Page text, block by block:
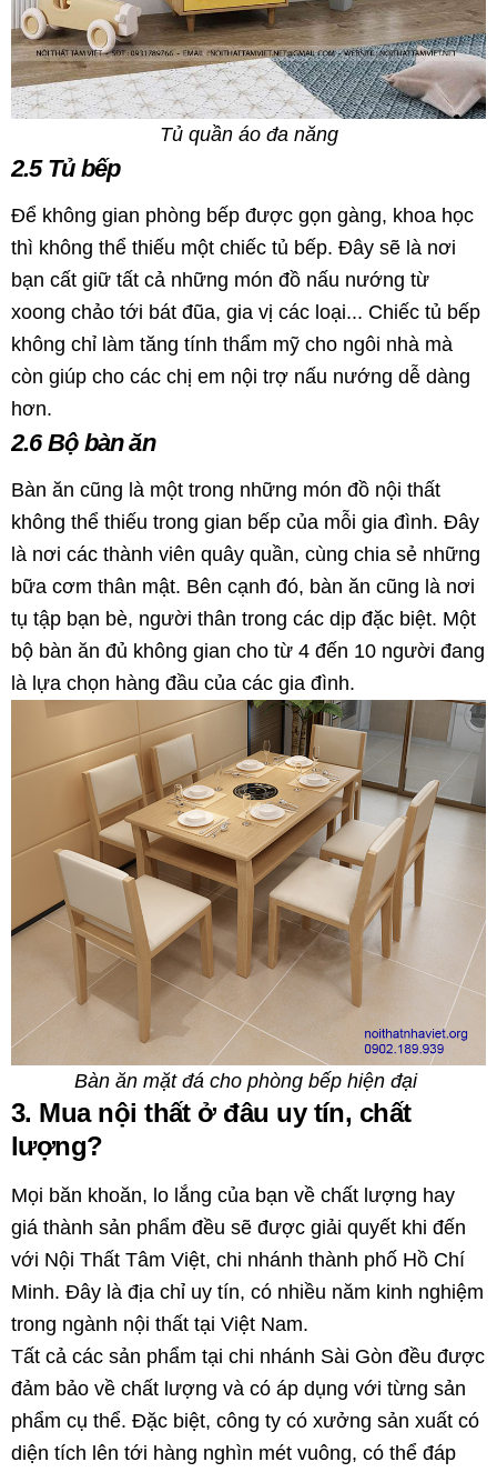
Tủ quần áo đa năng
2.5 Tủ bếp
Để không gian phòng bếp được gọn gàng, khoa học
thì không thể thiếu một chiếc tủ bếp. Đây sẽ là nơi
bạn cất giữ tất cả những món đồ nấu nướng từ
xoong chảo tới bát đũa, gia vị các loại... Chiếc tủ bếp
không chỉ làm tăng tính thẩm mỹ cho ngôi nhà mà
còn giúp cho các chị em nội trợ nấu nướng dễ dàng
hơn.
2.6 Bộ bàn ăn
Bàn ăn cũng là một trong những món đồ nội thất
không thể thiếu trong gian bếp của mỗi gia đình. Đây
là nơi các thành viên quây quần, cùng chia sẻ những
bữa cơm thân mật. Bên cạnh đó, bàn ăn cũng là nơi
tụ tập bạn bè, người thân trong các dịp đặc biệt. Một
bộ bàn ăn đủ không gian cho từ 4 đến 10 người đang
là lựa chọn hàng đầu của các gia đình.
Bàn ăn mặt đá cho phòng bếp hiện đại
3. Mua nội thất ở đâu uy tín, chất
lượng?
Mọi băn khoăn, lo lắng của bạn về chất lượng hay
giá thành sản phẩm đều sẽ được giải quyết khi đến
với Nội Thất Tâm Việt, chi nhánh thành phố Hồ Chí
Minh. Đây là địa chỉ uy tín, có nhiều năm kinh nghiệm
trong ngành nội thất tại Việt Nam.
Tất cả các sản phẩm tại chi nhánh Sài Gòn đều được
đảm bảo về chất lượng và có áp dụng với từng sản
phẩm cụ thể. Đặc biệt, công ty có xưởng sản xuất có
diện tích lên tới hàng nghìn mét vuông, có thể đáp